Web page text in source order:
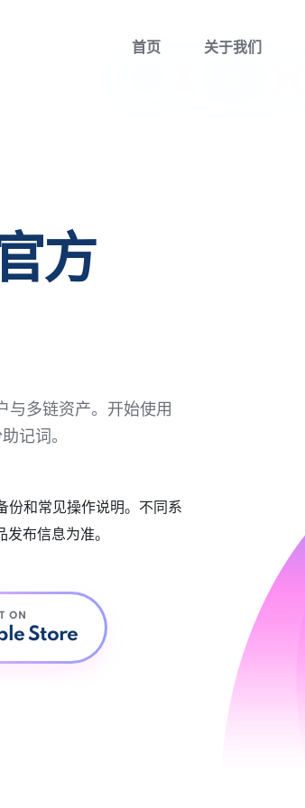
首页 关于我们
方
多链资产。开始使用
记词。
和常见操作说明。不同系
布信息为准。
ON
Store